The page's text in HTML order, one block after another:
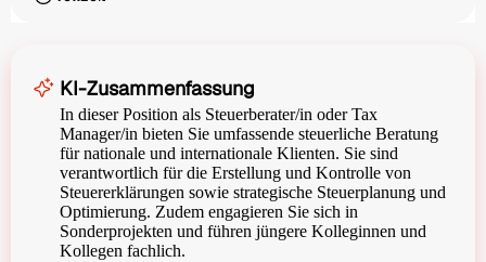
Beschäftigungsart
KI-Zusammenfassung
In dieser Position als Steuerberater/in oder Tax
Manager/in bieten Sie umfassende steuerliche Beratung
für nationale und internationale Klienten. Sie sind
verantwortlich für die Erstellung und Kontrolle von
Steuererklärungen sowie strategische Steuerplanung und
Optimierung. Zudem engagieren Sie sich in
Sonderprojekten und führen jüngere Kolleginnen und
Kollegen fachlich.